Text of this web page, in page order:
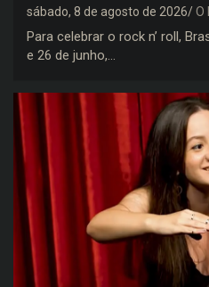
sábado, 8 de agosto de 2026 O
Para celebrar o rock n’ roll,
e 26 de junho,…